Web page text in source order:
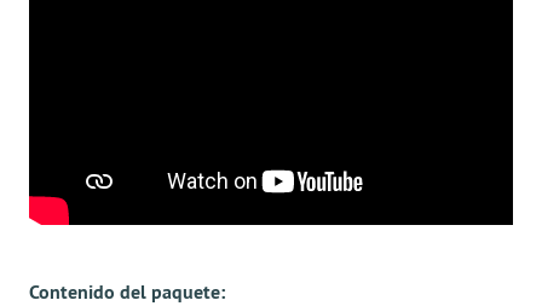
Contenido del paquete: